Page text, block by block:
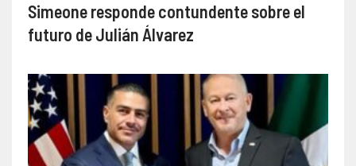
Simeone responde contundente sobre el
futuro de Julián Álvarez